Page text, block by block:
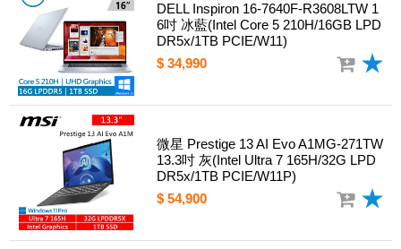
DELL Inspiron 16-7640F-R3608LTW 1
6吋 冰藍(Intel Core 5 210H/16GB LPD
DR5x/1TB PCIE/W11)
$ 34,990
微星 Prestige 13 AI Evo A1MG-271TW
13.3吋 灰(Intel Ultra 7 165H/32G LPD
DR5x/1TB PCIE/W11P)
$ 54,900